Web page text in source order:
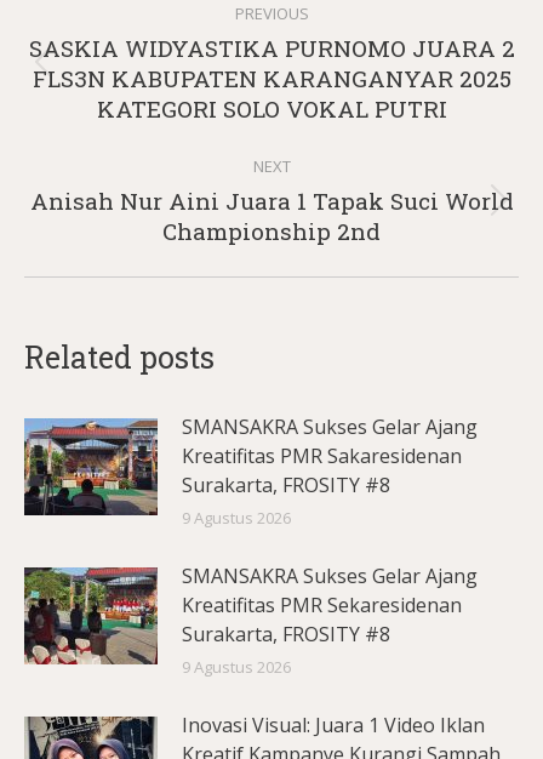
navigation
PREVIOUS
Previous
post:
SASKIA WIDYASTIKA PURNOMO JUARA 2
FLS3N KABUPATEN KARANGANYAR 2025
KATEGORI SOLO VOKAL PUTRI
NEXT
Next
post:
Anisah Nur Aini Juara 1 Tapak Suci World
Championship 2nd
Related posts
SMANSAKRA Sukses Gelar Ajang
Kreatifitas PMR Sakaresidenan
Surakarta, FROSITY #8
9 Agustus 2026
SMANSAKRA Sukses Gelar Ajang
Kreatifitas PMR Sekaresidenan
Surakarta, FROSITY #8
9 Agustus 2026
Inovasi Visual: Juara 1 Video Iklan
Kreatif Kampanye Kurangi Sampah